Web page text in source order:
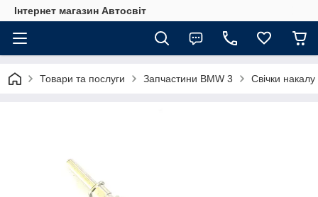
Інтернет магазин Автосвіт
Товари та послуги Запчастини BMW 3 Свічки